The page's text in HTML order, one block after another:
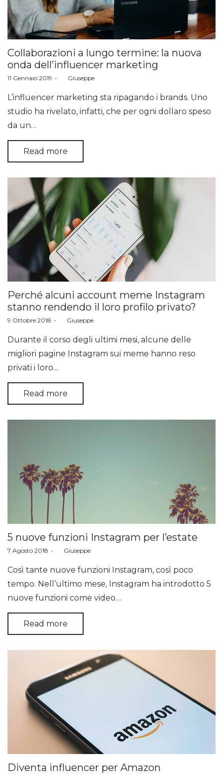
Collaborazioni a lungo termine: la nuova
onda dell’influencer marketing
Posted
11 Gennaio 2019 Giuseppe
L’influencer marketing sta ripagando i brands. Uno
studio ha rivelato, infatti, che per ogni dollaro speso
da un…
Read more
Perché alcuni account meme Instagram
stanno rendendo il loro profilo privato?
Posted
9 Ottobre 2018 Giuseppe
Durante il corso degli ultimi mesi, alcune delle
migliori pagine Instagram sui meme hanno reso
privati i loro…
Read more
5 nuove funzioni Instagram per l’estate
Posted
7 Agosto 2018 Giuseppe
Così tante nuove funzioni Instagram, così poco
tempo. Nell’ultimo mese, Instagram ha introdotto 5
nuove funzioni come video…
Read more
Diventa influencer per Amazon